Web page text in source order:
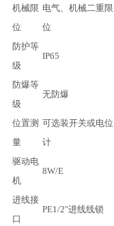
机械限
位
电气、机械二重限
位
防护等
级
IP65
防爆等
级
无防爆
位置测
量
可选装开关或电位
计
驱动电
机
8W/E
进线接
口
PE1/2″进线线锁